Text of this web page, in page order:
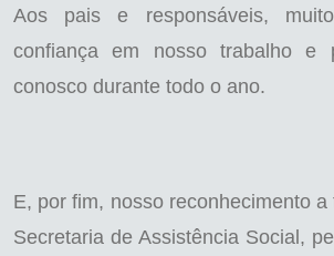
Aos pais e responsáveis,
confiança em nosso trabalho e
conosco durante todo o ano.
E, por fim, nosso reconhecimento
Secretaria de Assistência Social,